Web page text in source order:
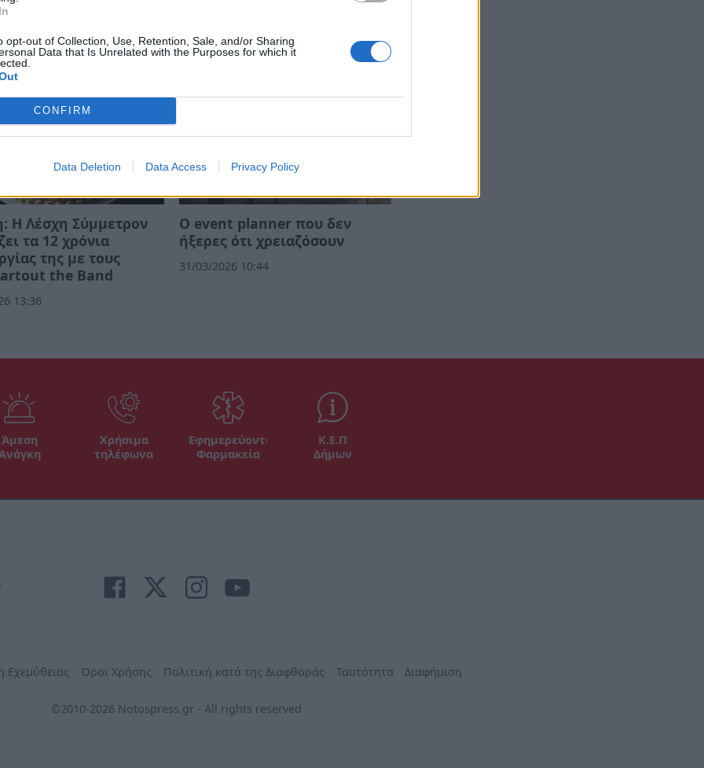
opt-out of Collection, Use, Retention, Sale, and/or Sharing
Data that Is Unrelated with the Purposes for which it
CONFIRM
Data Deletion Data Access Privacy Policy
στις μελωδίες του
Θεοφάνους
11:53
Η Λέσχη Σύμμετρον
τα 12 χρόνια
της με τους
the Band
13:36
Ο event planner που δεν
ήξερες ότι χρειαζόσουν
31/03/2026 10:44
Άμεση
Χρήσιμα
τηλέφωνα
Εφημερεύοντα
Φαρμακεία
Κ.Ε.Π
Δήμων
Εχεμύθειας Όροι Χρήσης Πολιτική κατά της Διαφθοράς Ταυτότητα Διαφήμιση
©2010-2026 Notospress.gr - All rights reserved